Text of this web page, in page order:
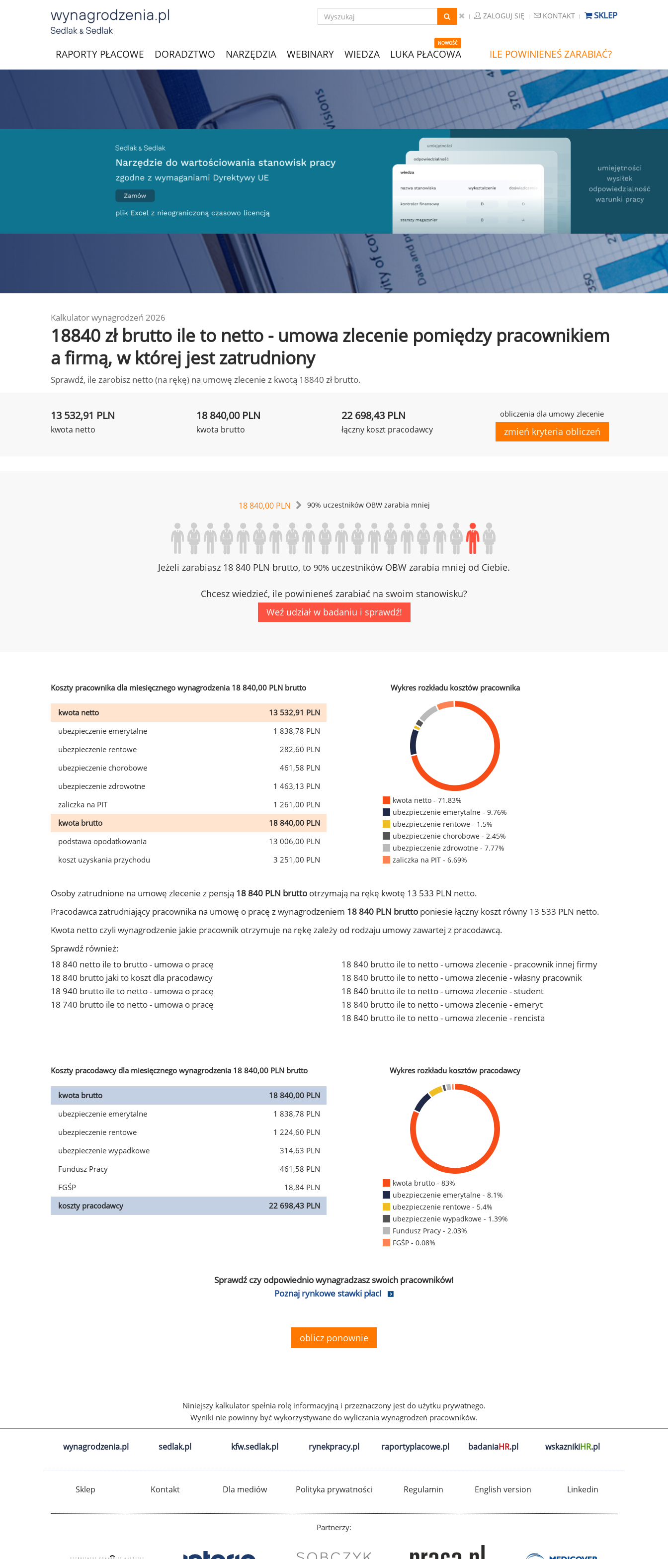
ZALOGUJ SIĘ KONTAKT SKLEP
RAPORTY PŁACOWE DORADZTWO NARZĘDZIA WEBINARY WIEDZA
NOWOŚĆ
LUKA PŁACOWA ILE POWINIENEŚ ZARABIAĆ?
Kalkulator wynagrodzeń 2026
18840 zł brutto ile to netto - umowa zlecenie pomiędzy pracownikiem
a firmą, w której jest zatrudniony
Sprawdź, ile zarobisz netto (na rękę) na umowę zlecenie z kwotą 18840 zł brutto.
13 532,91 PLN
kwota netto
18 840,00 PLN
kwota brutto
22 698,43 PLN
łączny koszt pracodawcy
obliczenia dla umowy zlecenie
zmień kryteria obliczeń
18 840,00 PLN 90% uczestników OBW zarabia mniej
Jeżeli zarabiasz 18 840 PLN brutto, to 90% uczestników OBW zarabia mniej od Ciebie.
Chcesz wiedzieć, ile powinieneś zarabiać na swoim stanowisku?
Weź udział w badaniu i sprawdź!
Koszty pracownika dla miesięcznego wynagrodzenia 18 840,00 PLN brutto
kwota netto
13 532,91 PLN
ubezpieczenie emerytalne
1 838,78 PLN
ubezpieczenie rentowe
282,60 PLN
ubezpieczenie chorobowe
461,58 PLN
ubezpieczenie zdrowotne
1 463,13 PLN
zaliczka na PIT
1 261,00 PLN
kwota brutto
18 840,00 PLN
podstawa opodatkowania
13 006,00 PLN
koszt uzyskania przychodu
3 251,00 PLN
Wykres rozkładu kosztów pracownika
kwota netto - 71.83%
ubezpieczenie emerytalne - 9.76%
ubezpieczenie rentowe - 1.5%
ubezpieczenie chorobowe - 2.45%
ubezpieczenie zdrowotne - 7.77%
zaliczka na PIT - 6.69%
Osoby zatrudnione na umowę zlecenie z pensją 18 840 PLN brutto otrzymają na rękę kwotę 13 533 PLN netto.
Pracodawca zatrudniający pracownika na umowę o pracę z wynagrodzeniem 18 840 PLN brutto poniesie łączny koszt równy 13 533 PLN netto.
Kwota netto czyli wynagrodzenie jakie pracownik otrzymuje na rękę zależy od rodzaju umowy zawartej z pracodawcą.
Sprawdź również:
18 840 netto ile to brutto - umowa o pracę
18 840 brutto jaki to koszt dla pracodawcy
18 940 brutto ile to netto - umowa o pracę
18 740 brutto ile to netto - umowa o pracę
18 840 brutto ile to netto - umowa zlecenie - pracownik innej firmy
18 840 brutto ile to netto - umowa zlecenie - własny pracownik
18 840 brutto ile to netto - umowa zlecenie - student
18 840 brutto ile to netto - umowa zlecenie - emeryt
18 840 brutto ile to netto - umowa zlecenie - rencista
Koszty pracodawcy dla miesięcznego wynagrodzenia 18 840,00 PLN brutto
kwota brutto
18 840,00 PLN
ubezpieczenie emerytalne
1 838,78 PLN
ubezpieczenie rentowe
1 224,60 PLN
ubezpieczenie wypadkowe
314,63 PLN
Fundusz Pracy
461,58 PLN
FGŚP
18,84 PLN
koszty pracodawcy
22 698,43 PLN
Wykres rozkładu kosztów pracodawcy
kwota brutto - 83%
ubezpieczenie emerytalne - 8.1%
ubezpieczenie rentowe - 5.4%
ubezpieczenie wypadkowe - 1.39%
Fundusz Pracy - 2.03%
FGŚP - 0.08%
Sprawdź czy odpowiednio wynagradzasz swoich pracowników!
Poznaj rynkowe stawki płac!
oblicz ponownie
Niniejszy kalkulator spełnia rolę informacyjną i przeznaczony jest do użytku prywatnego.
Wyniki nie powinny być wykorzystywane do wyliczania wynagrodzeń pracowników.
wynagrodzenia.pl sedlak.pl kfw.sedlak.pl rynekpracy.pl raportyplacowe.pl badaniaHR.pl wskaznikiHR.pl
Sklep Kontakt Dla mediów Polityka prywatności Regulamin English version Linkedin
Partnerzy: